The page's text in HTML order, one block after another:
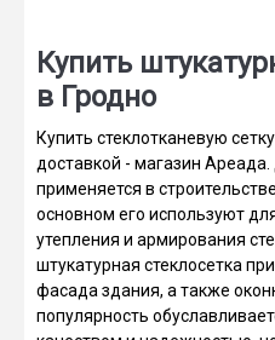
Купить
в Гродно
Купить стеклотканевую
доставкой - магазин
применяется в
основном его используют
утепления и армирования
штукатурная стеклосетка
фасада здания, а также
популярность